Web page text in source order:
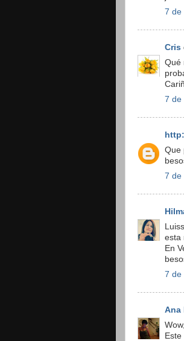
7 de
Cris
Qué
7 de
Que
7 de
esta
En
7 de
Ana